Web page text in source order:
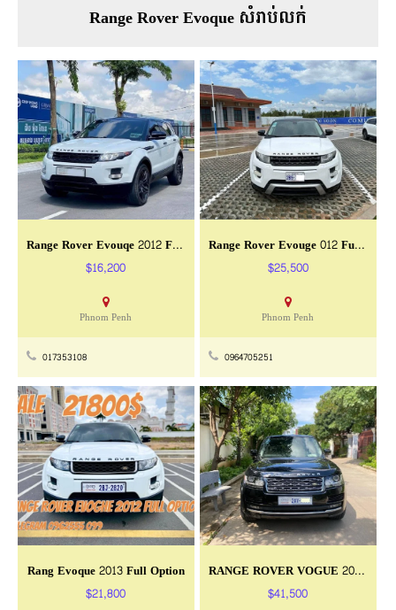
Range Rover Evoque សំរាប់លក់
Range Rover Evouqe 2012 Full
$16,200
Phnom Penh
017353108
Range Rover Evouge 012 Full Option ម្ចាស់ដើម
$25,500
Phnom Penh
0964705251
Rang Evoque 2013 Full Option
$21,800
RANGE ROVER VOGUE 2014 HSE
$41,500